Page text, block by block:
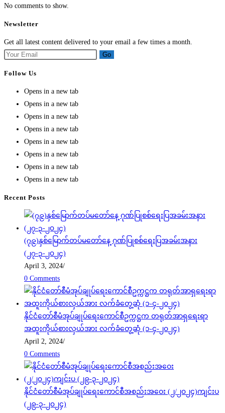
No comments to show.
Newsletter
Get all latest content delivered to your email a few times a month.
Go
Follow Us
Opens in a new tab
Opens in a new tab
Opens in a new tab
Opens in a new tab
Opens in a new tab
Opens in a new tab
Opens in a new tab
Opens in a new tab
Recent Posts
(၇၉)နှစ်မြောက်တပ်မတော်နေ့ ဂုဏ်ပြုစစ်ရေးပြအခမ်းအနား
(၂၇-၃-၂၀၂၄)
April 3, 2024/
0 Comments
နိုင်ငံတော်စီမံအုပ်ချုပ်ရေးကောင်စီဥက္ကဋ္ဌက တရုတ်အာရှရေးရာ
အထူးကိုယ်စားလှယ်အား လက်ခံတွေ့ဆုံ (၁-၄-၂၀၂၄)
April 2, 2024/
0 Comments
နိုင်ငံတော်စီမံအုပ်ချုပ်ရေးကောင်စီအစည်းအဝေး (၂/၂၀၂၄)ကျင်းပ
(၂၉-၃-၂၀၂၄)